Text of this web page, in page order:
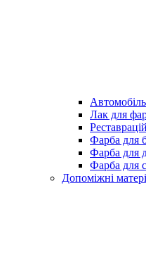
Лак для
Фарба для
Фарба для
Фарба для
Допоміжні